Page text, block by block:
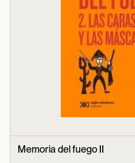
Memoria del fuego II